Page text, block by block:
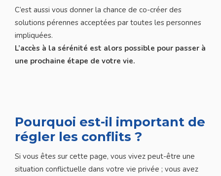
C’est aussi vous donner la chance de co-créer des
solutions pérennes acceptées par toutes les personnes
impliquées.
L’accès à la sérénité est alors possible pour passer à
une prochaine étape de votre vie.
Pourquoi est-il important de
régler les conflits ?
Si vous êtes sur cette page, vous vivez peut-être une
situation conflictuelle dans votre vie privée ; vous avez